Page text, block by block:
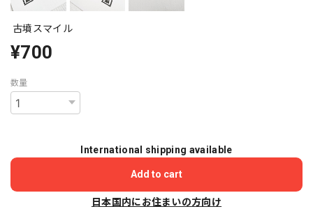
古墳スマイル
¥700
数量
International shipping available
Add to cart
日本国内にお住まいの方向け